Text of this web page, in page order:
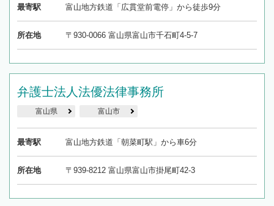
最寄駅 富山地方鉄道「広貫堂前電停」から徒歩9分
所在地 〒930-0066 富山県富山市千石町4-5-7
弁護士法人法優法律事務所
富山県 富山市
最寄駅 富山地方鉄道「朝菜町駅」から車6分
所在地 〒939-8212 富山県富山市掛尾町42-3